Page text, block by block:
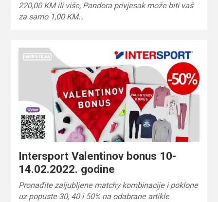
220,00 KM ili više, Pandora privjesak može biti vaš
za samo 1,00 KM…
Intersport Valentinov bonus 10-
14.02.2022. godine
Pronađite zaljubljene matchy kombinacije i poklone
uz popuste 30, 40 i 50% na odabrane artikle